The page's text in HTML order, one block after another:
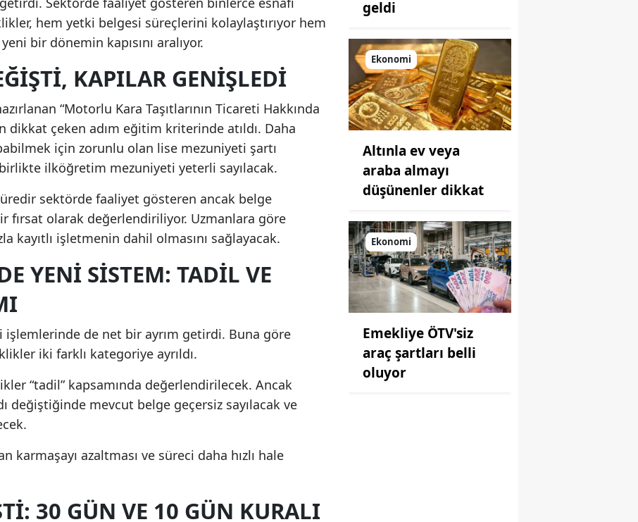
Bayburt
Karaman
Batman
Bartın
Ardahan
Iğdır
Yalova
Karabük
hem yetki belgesi süreçlerini kolaylaştırıyor hem
bir dönemin kapısını aralıyor.
KAPILAR GENIŞLEDI
“Motorlu Kara Taşıtlarının Ticareti Hakkında
dikkat çeken adım eğitim kriterinde atıldı. Daha
için zorunlu olan lise mezuniyeti şartı
birlikte ilköğretim mezuniyeti yeterli sayılacak.
sektörde faaliyet gösteren ancak belge
fırsat olarak değerlendiriliyor. Uzmanlara göre
kayıtlı işletmenin dahil olmasını sağlayacak.
YENI SISTEM: TADIL VE
de net bir ayrım getirdi. Buna göre
iki farklı kategoriye ayrıldı.
“tadil” kapsamında değerlendirilecek. Ancak
değiştiğinde mevcut belge geçersiz sayılacak ve
karmaşayı azaltması ve süreci daha hızlı hale
30 GÜN VE 10 GÜN KURALI
geldi
Ekonomi
Altınla ev veya
araba almayı
düşünenler dikkat
Ekonomi
Emekliye ÖTV'siz
araç şartları belli
oluyor